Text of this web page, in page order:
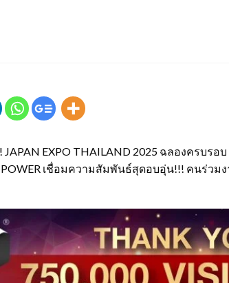
EXPO THAILAND 2025 ฉลองครบรอบ
เชื่อมความสัมพันธ์สุดอบอุ่น!!! คนร่วม